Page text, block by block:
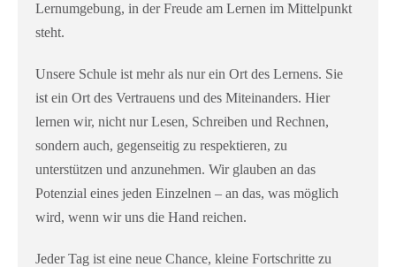
Lernumgebung, in der Freude am Lernen im Mittelpunkt
steht.
Unsere Schule ist mehr als nur ein Ort des Lernens. Sie
ist ein Ort des Vertrauens und des Miteinanders. Hier
lernen wir, nicht nur Lesen, Schreiben und Rechnen,
sondern auch, gegenseitig zu respektieren, zu
unterstützen und anzunehmen. Wir glauben an das
Potenzial eines jeden Einzelnen – an das, was möglich
wird, wenn wir uns die Hand reichen.
Jeder Tag ist eine neue Chance, kleine Fortschritte zu